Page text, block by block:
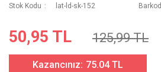
Stok Kodu
lat-ld-sk-152 Barkod
50,95 TL 125,99 TL
Kazancınız: 75.04 TL